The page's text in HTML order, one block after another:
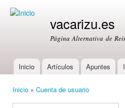
vacarizu.es
Página Alternativa de
Main menu
Inicio Artículos Apuntes
Inicio » Cuenta de usuario